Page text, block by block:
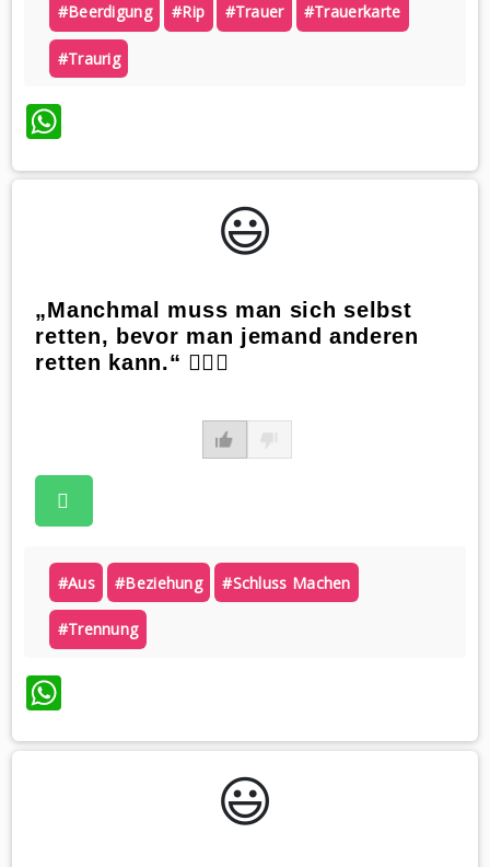
#beerdigung #rip #trauer #trauerkarte
#traurig
WhatsApp
😃️
„Manchmal muss man sich selbst
retten, bevor man jemand anderen
retten kann.“ 🏊‍♀️💔
#aus #beziehung #schluss Machen
#trennung
WhatsApp
😃️